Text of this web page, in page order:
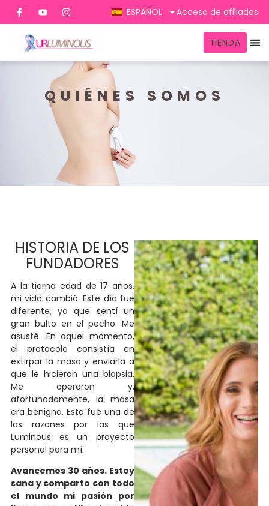
ESPAÑOL Acceso de afiliados
TIENDA
QUIÉNES SOMOS
HISTORIA DE LOS
FUNDADORES
A la tierna edad de 17 años,
mi vida cambió. Este día fue
diferente, ya que sentí un
gran bulto en el pecho. Me
asusté. En aquel momento,
el protocolo consistía en
extirpar la masa y enviarla a
que le hicieran una biopsia.
Me operaron y,
afortunadamente, la masa
era benigna. Esta fue una de
las razones por las que
Luminous es un proyecto
personal para mí.
Avancemos 30 años. Estoy
sana y comparto con todo
el mundo mi pasión por